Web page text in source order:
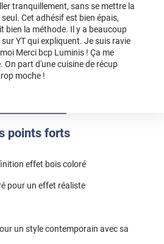
points forts
effet bois coloré
pour un effet réaliste
un style contemporain avec sa
tranquillement, sans se mettre la
Cet adhésif est bien épais,
bien la méthode. Il y a beaucoup
YT qui expliquent. Je suis ravie
Merci bcp Luminis ! Ça me
On part d'une cuisine de récup
moche !